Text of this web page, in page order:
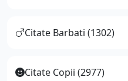
Citate Barbati (1302)
Citate Copii (2977)